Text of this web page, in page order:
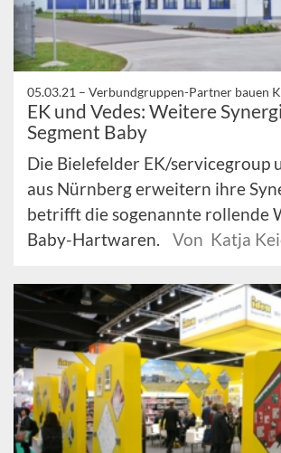
05.03.21 – Verbundgruppen-Partner bauen
EK und Vedes: Weitere
Segment Baby
Die Bielefelder EK/servicegroup
aus Nürnberg erweitern ihre
betrifft die sogenannte rollende
Baby-Hartwaren.
Von Katja